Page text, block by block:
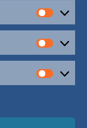
aldi westerland
Aufkleber